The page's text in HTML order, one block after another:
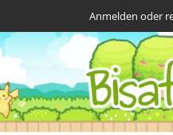
Anmelden oder